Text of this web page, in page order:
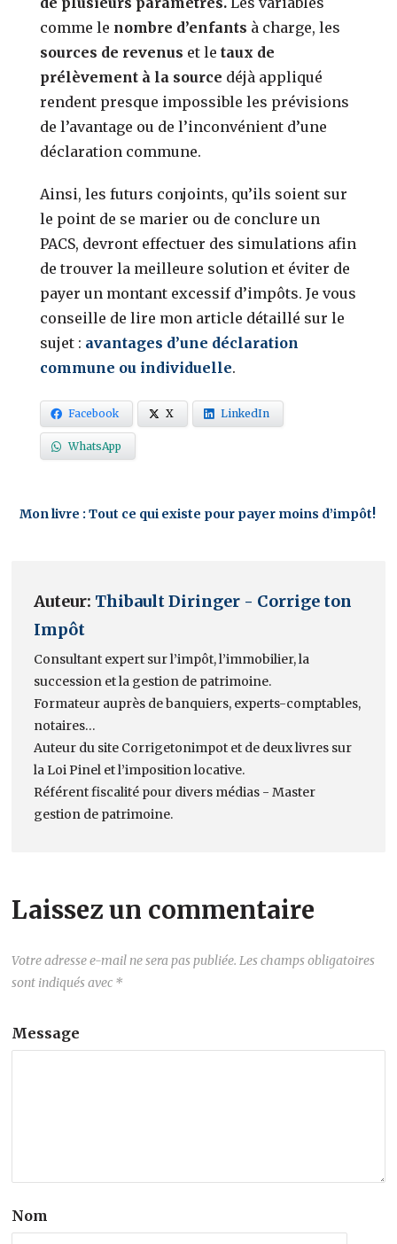
comme le nombre d’enfants à charge, les
sources de revenus et letaux de
prélèvement à la source déjà appliqué
rendent presque impossible les prévisions
de l’avantage ou de l’inconvénient d’une
déclaration commune.
Ainsi, les futurs conjoints, qu’ils soient sur
le point de se marier ou de conclure un
PACS, devront effectuer des simulations afin
de trouver la meilleure solution et éviter de
payer un montant excessif d’impôts. Je vous
conseille de lire mon article détaillé sur le
sujet : avantages d’une déclaration
commune ou individuelle.
Facebook X LinkedIn
WhatsApp
Mon livre : Tout ce qui existe pour payer moins d’impôt!
Auteur: Thibault Diringer - Corrige ton
Impôt
Consultant expert sur l’impôt, l’immobilier, la
succession et la gestion de patrimoine.
Formateur auprès de banquiers, experts-comptables,
notaires…
Auteur du site Corrigetonimpot et de deux livres sur
la Loi Pinel et l’imposition locative.
Référent fiscalité pour divers médias - Master
gestion de patrimoine.
Laissez un commentaire
Votre adresse e-mail ne sera pas publiée. Les champs obligatoires
sont indiqués avec *
Message
Nom